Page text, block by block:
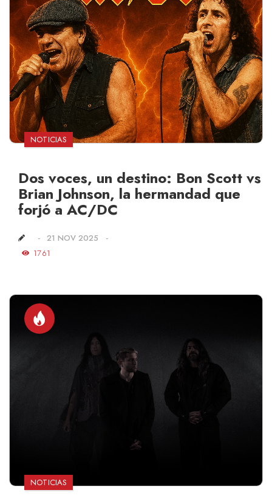
NOTICIAS
Dos voces, un destino: Bon Scott vs
Brian Johnson, la hermandad que
forjó a AC/DC
21 NOV 2025
1761
NOTICIAS